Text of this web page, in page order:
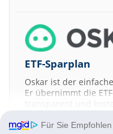
ETF-Sparplan
Oskar ist der
Er übernimmt die
transparent und
Für Sie Empfohlen